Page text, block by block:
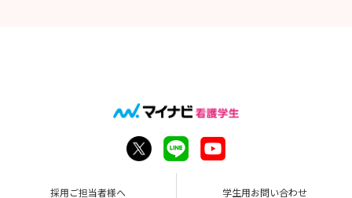
採用ご担当者様へ 学生用お問い合わせ